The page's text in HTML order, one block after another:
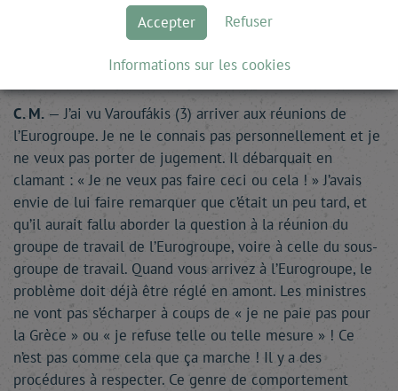
— Vous avez en réalité appliqué une stratégie
C. M. — J’ai vu Varoufákis (3) arriver aux réunions de
l’Eurogroupe. Je ne le connais pas personnellement et je
ne veux pas porter de jugement. Il débarquait en
clamant : « Je ne veux pas faire ceci ou cela ! » J’avais
envie de lui faire remarquer que c’était un peu tard, et
qu’il aurait fallu aborder la question à la réunion du
groupe de travail de l’Eurogroupe, voire à celle du sous-
groupe de travail. Quand vous arrivez à l’Eurogroupe, le
problème doit déjà être réglé en amont. Les ministres
ne vont pas s’écharper à coups de « je ne paie pas pour
la Grèce » ou « je refuse telle ou telle mesure » ! Ce
n’est pas comme cela que ça marche ! Il y a des
procédures à respecter. Ce genre de comportement
Accepter Refuser
Informations sur les cookies